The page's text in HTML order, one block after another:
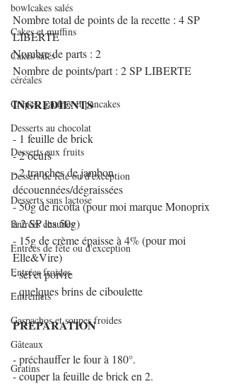
bowlcakes salés
Cakes et muffins
Cakes salés
céréales
Crêpes, gaufres et pancakes
Desserts au chocolat
Desserts aux fruits
Dessert de fête ou d'exception
Desserts sans lactose
Entrées chaudes
Entrées de fête ou d'exception
Entrées froides
Entremets
Gaspachos et soupes froides
Gâteaux
Gratins
Nombre total de points de la recette : 4 SP
LIBERTE
Nombre de parts : 2
Nombre de points/part : 2 SP LIBERTE
INGREDIENTS
- 1 feuille de brick
- 2 oeufs
- 2 tranches de jambon
découennées/dégraissées
- 50g de ricotta (pour moi marque Monoprix
à 2 SP les 50g)
- 15g de crème épaisse à 4% (pour moi
Elle&Vire)
- sel et poivre
- quelques brins de ciboulette
PREPARATION
- préchauffer le four à 180°.
- couper la feuille de brick en 2.